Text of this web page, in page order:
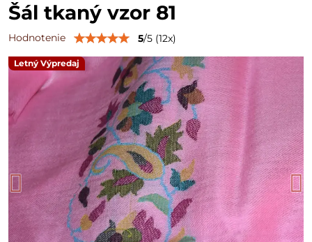
Letný Výpredaj
Šál tkaný vzor 81
Hodnotenie 5/5 (12x)